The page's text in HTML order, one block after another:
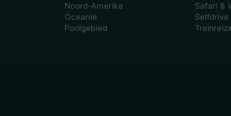
Noord-Amerika
Oceanië
Poolgebied
Safari &
Selfdrive